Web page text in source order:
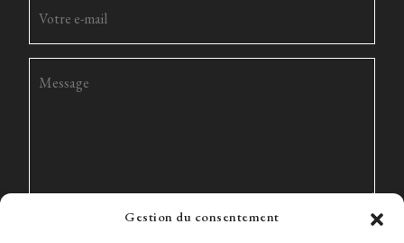
Gestion du consentement